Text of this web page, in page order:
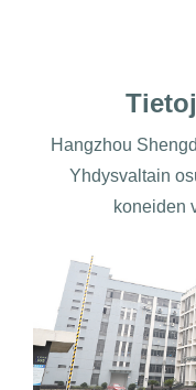
Hangzhou
Yhdysvaltain
koneiden